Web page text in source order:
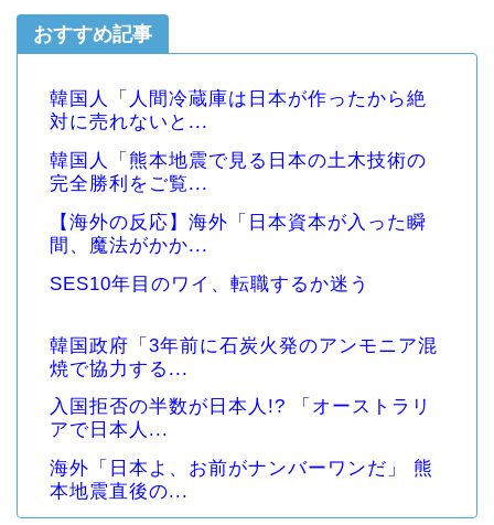
おすすめ記事
韓国人「人間冷蔵庫は日本が作ったから絶
対に売れないと...
韓国人「熊本地震で見る日本の土木技術の
完全勝利をご覧...
【海外の反応】海外「日本資本が入った瞬
間、魔法がかか...
SES10年目のワイ、転職するか迷う
韓国政府「3年前に石炭火発のアンモニア混
焼で協力する...
入国拒否の半数が日本人!? 「オーストラリ
アで日本人...
海外「日本よ、お前がナンバーワンだ」 熊
本地震直後の...